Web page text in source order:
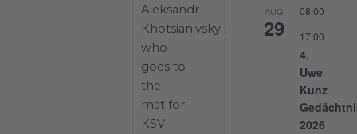
Aleksandr
Khotsianivskyi,
who
goes to
the
mat for
KSV
AUG
29
08:00
-
17:00
4.
Uwe
Kunz
2026